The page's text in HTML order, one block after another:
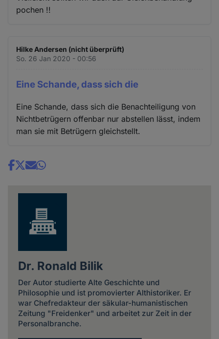
pochen !!
Hilke Andersen (nicht überprüft)
So. 26 Jan 2020 - 00:56
Eine Schande, dass sich die
Eine Schande, dass sich die Benachteiligung von
Nichtbetrügern offenbar nur abstellen lässt, indem
man sie mit Betrügern gleichstellt.
Share
Dr. Ronald Bilik
Der Autor studierte Alte Geschichte und
Philosophie und ist promovierter Althistoriker. Er
war Chefredakteur der säkular-humanistischen
Zeitung "Freidenker" und arbeitet zur Zeit in der
Personalbranche.